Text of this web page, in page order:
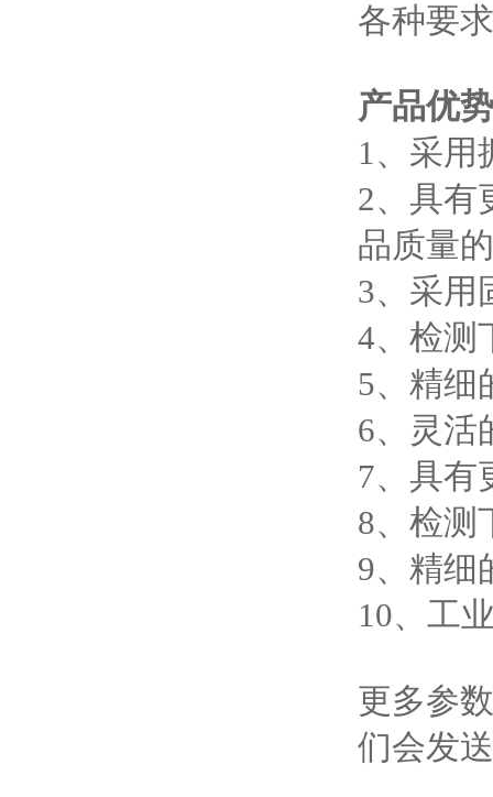
各种要
产品优
1、采用
2、具有
品质量
3、采用
4、检测
5、精细
6、灵活
7、具有
8、检测
9、精细
10、工
更多参
们会发